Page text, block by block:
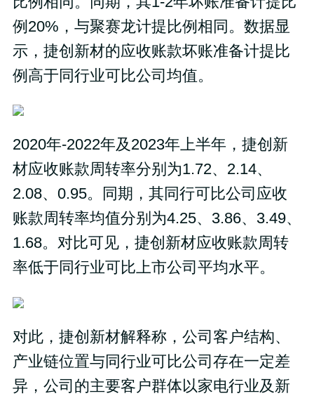
例20%，与聚赛龙计提比例相同。数据显
示，捷创新材的应收账款坏账准备计提比
例高于同行业可比公司均值。
2020年-2022年及2023年上半年，捷创新
材应收账款周转率分别为1.72、2.14、
2.08、0.95。同期，其同行可比公司应收
账款周转率均值分别为4.25、3.86、3.49、
1.68。对比可见，捷创新材应收账款周转
率低于同行业可比上市公司平均水平。
对此，捷创新材解释称，公司客户结构、
产业链位置与同行业可比公司存在一定差
异，公司的主要客户群体以家电行业及新